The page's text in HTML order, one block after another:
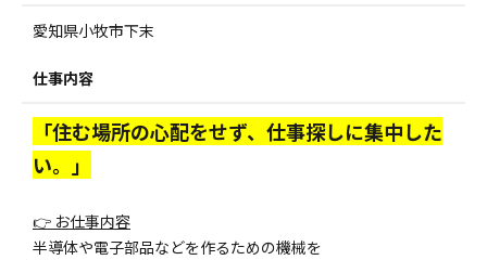
愛知県小牧市下末
仕事内容
「住む場所の心配をせず、仕事探しに集中した
い。」
👉 お仕事内容
半導体や電子部品などを作るための機械を